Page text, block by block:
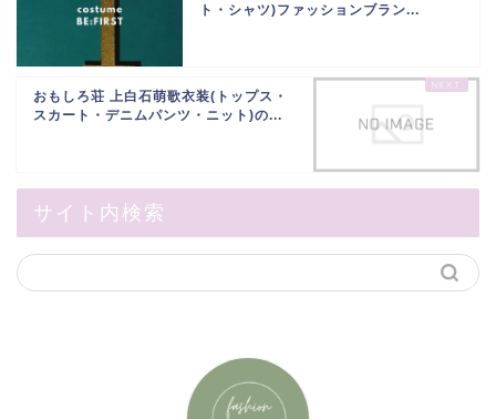
ト・シャツ)ファッションブラン...
おもしろ荘 上白石萌歌衣装(トップス・
スカート・デニムパンツ・ニット)の...
サイト内検索